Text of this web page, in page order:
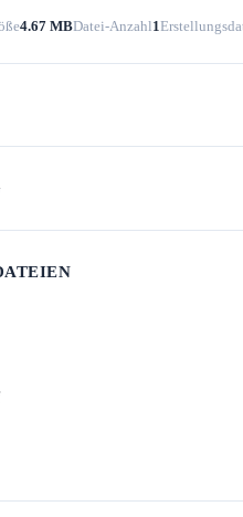
4.67 MBDatei-Anzahl1